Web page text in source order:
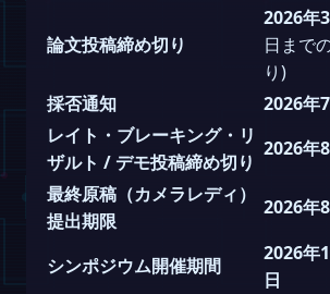
論文投稿締め切り
2026年
日まで
り)
採否通知
2026年
レイト・ブレーキング・リ
ザルト / デモ投稿締め切り
2026年
最終原稿（カメラレディ）
提出期限
2026年
シンポジウム開催期間
2026年
日